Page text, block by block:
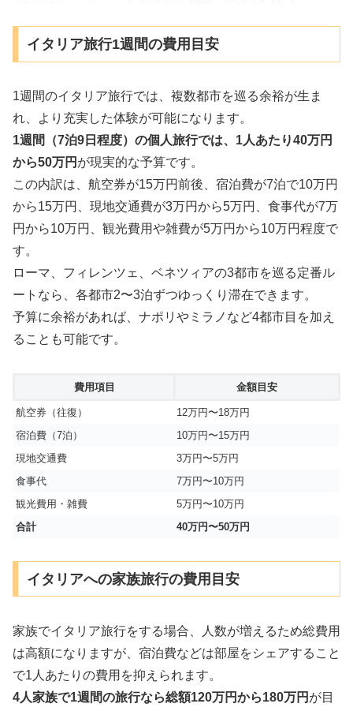
イタリア旅行1週間の費用目安
1週間のイタリア旅行では、複数都市を巡る余裕が生ま
れ、より充実した体験が可能になります。
1週間（7泊9日程度）の個人旅行では、1人あたり40万円
から50万円 が現実的な予算です。
この内訳は、航空券が15万円前後、宿泊費が7泊で10万円
から15万円、現地交通費が3万円から5万円、食事代が7万
円から10万円、観光費用や雑費が5万円から10万円程度で
す。
ローマ、フィレンツェ、ベネツィアの3都市を巡る定番ル
ートなら、各都市2〜3泊ずつゆっくり滞在できます。
予算に余裕があれば、ナポリやミラノなど4都市目を加え
ることも可能です。
費用項目 金額目安
航空券（往復）
12万円〜18万円
宿泊費（7泊）
10万円〜15万円
現地交通費
3万円〜5万円
食事代
7万円〜10万円
観光費用・雑費
5万円〜10万円
合計
40万円〜50万円
イタリアへの家族旅行の費用目安
家族でイタリア旅行をする場合、人数が増えるため総費用
は高額になりますが、宿泊費などは部屋をシェアすること
で1人あたりの費用を抑えられます。
4人家族で1週間の旅行なら総額120万円から180万円 が目